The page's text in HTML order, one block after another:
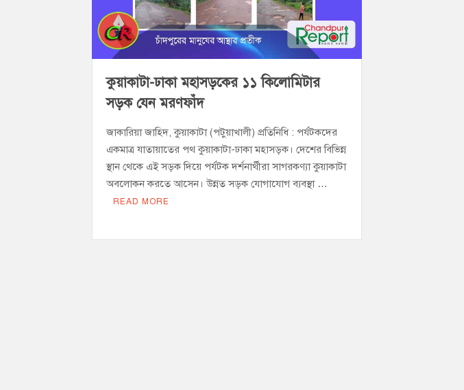
হাজীগঞ্জের ২নং দক্ষিণ পশ্চিম রাজারগাঁও সপ্রাবিতে মা সমাবেশ ও পরিচিতি সভা
চাঁদপুর জেলা জিয়া সাইবার ফোর্সের সভাপতি হাজীগঞ্জের কৃতী সন্তান এসএম সবুজ হোসেন
কুয়াকাটা-ঢাকা মহাসড়কের ১১ কিলোমিটার
সড়ক যেন মরণফাঁদ
জাকারিয়া জাহিদ, কুয়াকাটা (পটুয়াখালী) প্রতিনিধি : পর্যটকদের
একমাত্র যাতায়াতের পথ কুয়াকাটা-ঢাকা মহাসড়ক। দেশের বিভিন্ন
স্থান থেকে এই সড়ক দিয়ে পর্যটক দর্শনার্থীরা সাগরকণ্যা কুয়াকাটা
অবলোকন করতে আসেন। উন্নত সড়ক যোগাযোগ ব্যবস্থা …
READ MORE